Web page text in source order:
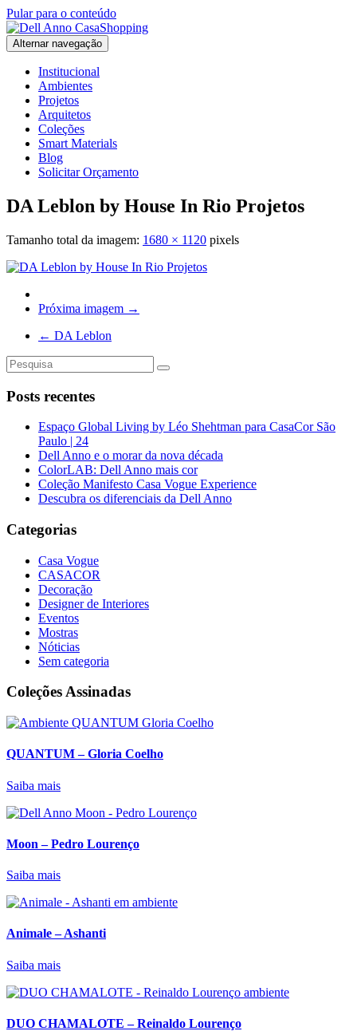
Pular para o conteúdo
Alternar navegação
Institucional
Ambientes
Projetos
Arquitetos
Coleções
Smart Materials
Blog
Solicitar Orçamento
DA Leblon by House In Rio Projetos
Tamanho total da imagem: 1680 × 1120 pixels
Próxima imagem →
← DA Leblon
Posts recentes
Espaço Global Living by Léo Shehtman para CasaCor São
Paulo | 24
Dell Anno e o morar da nova década
ColorLAB: Dell Anno mais cor
Coleção Manifesto Casa Vogue Experience
Descubra os diferenciais da Dell Anno
Categorias
Casa Vogue
CASACOR
Decoração
Designer de Interiores
Eventos
Mostras
Nóticias
Sem categoria
Coleções Assinadas
QUANTUM – Gloria Coelho
Saiba mais
Moon – Pedro Lourenço
Saiba mais
Animale – Ashanti
Saiba mais
DUO CHAMALOTE – Reinaldo Lourenço